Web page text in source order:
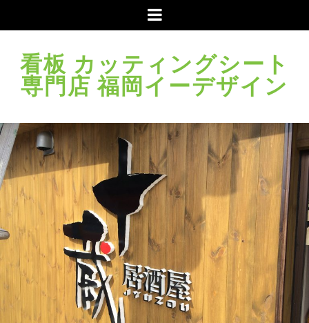
メ
ニ
ー
看板 カッティングシート
専門店 福岡イーデザイン